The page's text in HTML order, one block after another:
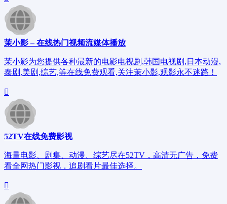
茉小影 – 在线热门视频流媒体播放
茉小影为您提供各种最新的电影电视剧,韩国电视剧,日本动漫,
泰剧,美剧,综艺,等在线免费观看,关注茉小影,观影永不迷路！
52TV在线免费影视
海量电影、剧集、动漫、综艺尽在52TV，高清无广告，免费
看全网热门影视，追剧看片最佳选择。